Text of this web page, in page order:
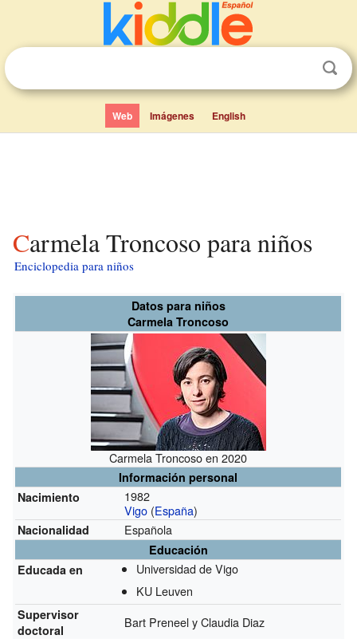
Web Imágenes English
Carmela Troncoso para niños
Enciclopedia para niños
Datos para niños
Carmela Troncoso
Carmela Troncoso en 2020
Información personal
Nacimiento
1982
Vigo (España)
Nacionalidad Española
Educación
Educada en
Universidad de Vigo
KU Leuven
Supervisor
doctoral
Bart Preneel y Claudia Diaz